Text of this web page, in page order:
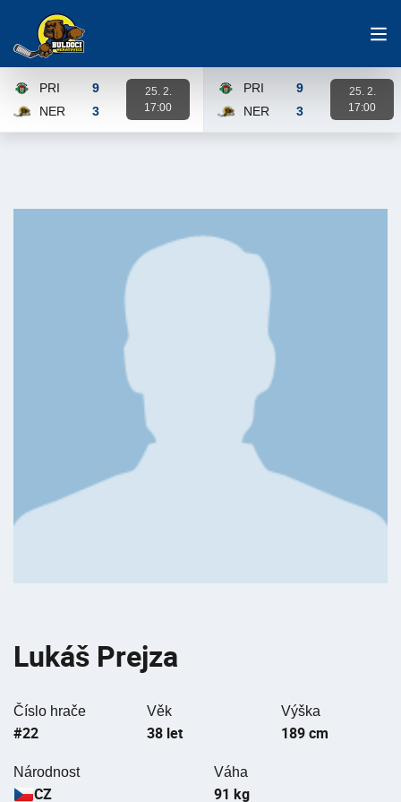
PRI
9
NER
3
25. 2.
17:00
PRI
9
NER
3
25. 2.
17:00
Lukáš Prejza
Číslo hrače
#22
Věk
38 let
Výška
189 cm
Národnost
CZ
Váha
91 kg